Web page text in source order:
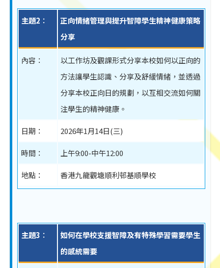
主題2︰
正向情緒管理與提升智障學生精神健康策略
分享
內容：
以工作坊及觀課形式分享本校如何以正向的
方法讓學生認識、分享及舒緩情緒，並透過
分享本校正向日的規劃，以互相交流如何關
注學生的精神健康。
日期： 2026年1月14日(三)
時間： 上午9:00-中午12:00
地點： 香港九龍觀塘順利邨基順學校
主題3︰
如何在學校支援智障及有特殊學習需要學生
的感統需要